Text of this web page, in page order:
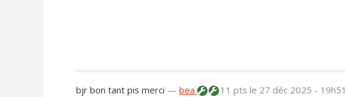
bjr bon tant pis merci — bea 11 pts le 27 déc 2025 - 19h51